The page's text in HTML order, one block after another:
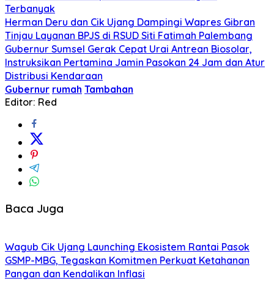
Terbanyak
Herman Deru dan Cik Ujang Dampingi Wapres Gibran
Tinjau Layanan BPJS di RSUD Siti Fatimah Palembang
Gubernur Sumsel Gerak Cepat Urai Antrean Biosolar,
Instruksikan Pertamina Jamin Pasokan 24 Jam dan Atur
Distribusi Kendaraan
Gubernur rumah Tambahan
Editor: Red
Baca Juga
Wagub Cik Ujang Launching Ekosistem Rantai Pasok
GSMP-MBG, Tegaskan Komitmen Perkuat Ketahanan
Pangan dan Kendalikan Inflasi